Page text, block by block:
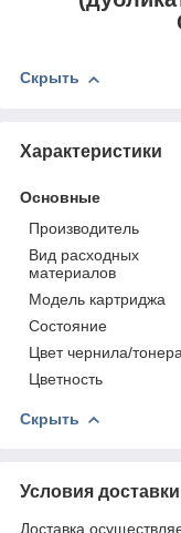
Скрыть
Характеристики
Основные
Производитель
Вид расходных
материалов
Модель картриджа
Состояние
Цвет чернила/тонера
Цветность
Скрыть
Условия доставки
Доставка